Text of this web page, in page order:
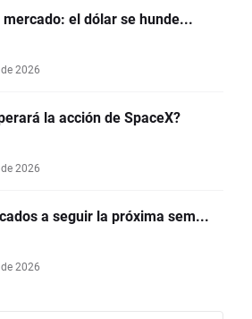
mercado: el dólar se hunde...
2026
la acción de SpaceX?
2026
a seguir la próxima sem...
2026